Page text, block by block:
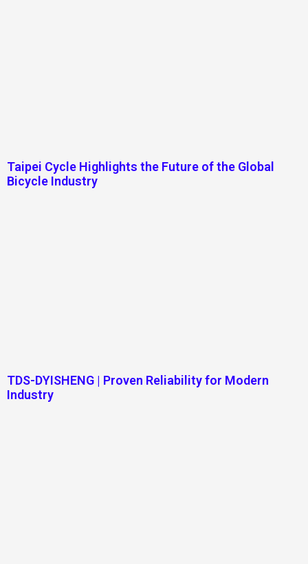
Taipei Cycle Highlights the Future of the Global
Bicycle Industry
TDS-DYISHENG | Proven Reliability for Modern
Industry